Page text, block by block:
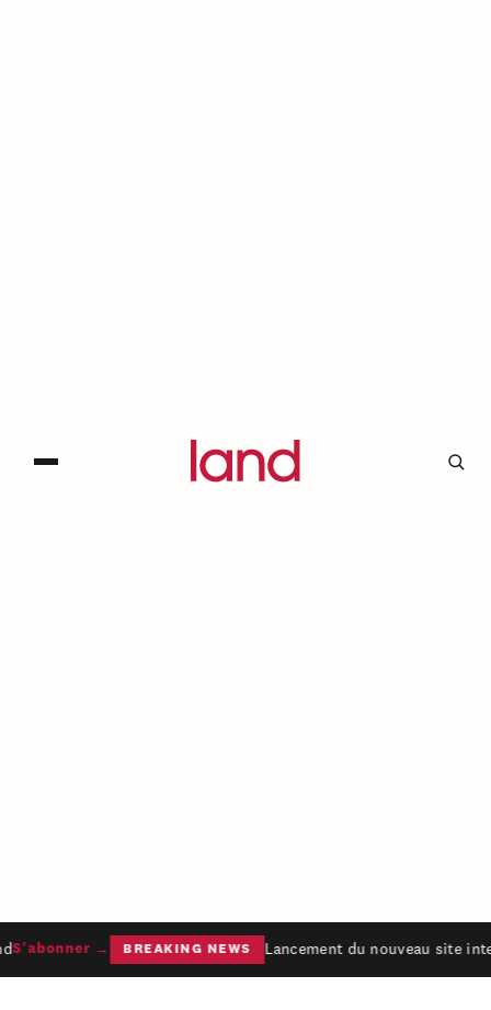
S'abonner → BREAKING NEWS Lancement du nouveau site